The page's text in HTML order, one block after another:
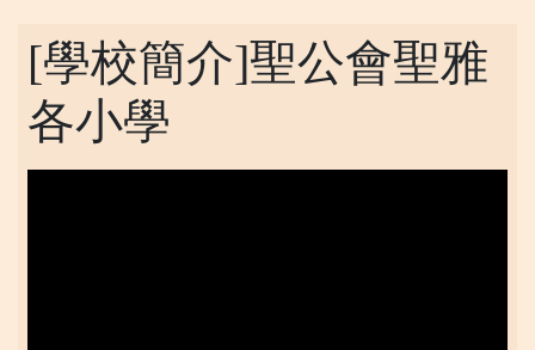
[學校簡介]聖公會聖雅
各小學